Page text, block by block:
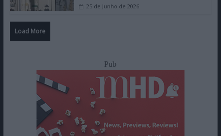
25 de Junho de 2026
Load More
Pub